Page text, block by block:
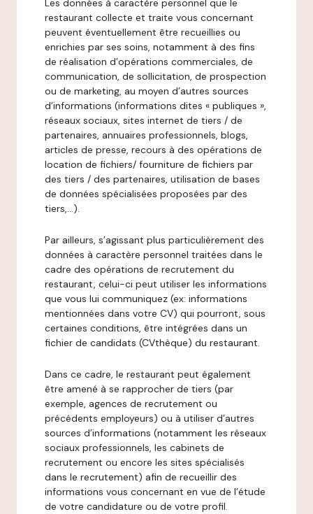
Les données à caractère personnel que le
restaurant collecte et traite vous concernant
peuvent éventuellement être recueillies ou
enrichies par ses soins, notamment à des fins
de réalisation d’opérations commerciales, de
communication, de sollicitation, de prospection
ou de marketing, au moyen d’autres sources
d’informations (informations dites « publiques »,
réseaux sociaux, sites internet de tiers / de
partenaires, annuaires professionnels, blogs,
articles de presse, recours à des opérations de
location de fichiers/ fourniture de fichiers par
des tiers / des partenaires, utilisation de bases
de données spécialisées proposées par des
tiers,…).
Par ailleurs, s’agissant plus particulièrement des
données à caractère personnel traitées dans le
cadre des opérations de recrutement du
restaurant, celui-ci peut utiliser les informations
que vous lui communiquez (ex: informations
mentionnées dans votre CV) qui pourront, sous
certaines conditions, être intégrées dans un
fichier de candidats (CVthèque) du restaurant.
Dans ce cadre, le restaurant peut également
être amené à se rapprocher de tiers (par
exemple, agences de recrutement ou
précédents employeurs) ou à utiliser d’autres
sources d’informations (notamment les réseaux
sociaux professionnels, les cabinets de
recrutement ou encore les sites spécialisés
dans le recrutement) afin de recueillir des
informations vous concernant en vue de l’étude
de votre candidature ou de votre profil.